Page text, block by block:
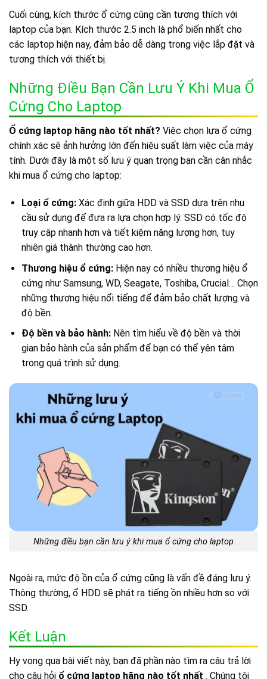
Cuối cùng, kích thước ổ cứng cũng cần tương thích với
laptop của bạn. Kích thước 2.5 inch là phổ biến nhất cho
các laptop hiện nay, đảm bảo dễ dàng trong việc lắp đặt và
tương thích với thiết bị.
Những Điều Bạn Cần Lưu Ý Khi Mua Ổ
Cứng Cho Laptop
Ổ cứng laptop hãng nào tốt nhất? Việc chọn lựa ổ cứng
chính xác sẽ ảnh hưởng lớn đến hiệu suất làm việc của máy
tính. Dưới đây là một số lưu ý quan trọng bạn cần cân nhắc
khi mua ổ cứng cho laptop:
Loại ổ cứng:Xác định giữa HDD và SSD dựa trên nhu
cầu sử dụng để đưa ra lựa chọn hợp lý. SSD có tốc độ
truy cập nhanh hơn và tiết kiệm năng lượng hơn, tuy
nhiên giá thành thường cao hơn.
Thương hiệu ổ cứng:Hiện nay có nhiều thương hiệu ổ
cứng như Samsung, WD, Seagate, Toshiba, Crucial… Chọn
những thương hiệu nổi tiếng để đảm bảo chất lượng và
độ bền.
Độ bền và bảo hành:Nên tìm hiểu về độ bền và thời
gian bảo hành của sản phẩm để bạn có thể yên tâm
trong quá trình sử dụng.
Những điều bạn cần lưu ý khi mua ổ cứng cho laptop
Ngoài ra, mức độ ồn của ổ cứng cũng là vấn đề đáng lưu ý.
Thông thường, ổ HDD sẽ phát ra tiếng ồn nhiều hơn so với
SSD.
Kết Luận
Hy vọng qua bài viết này, bạn đã phần nào tìm ra câu trả lời
cho câu hỏi ổ cứng laptop hãng nào tốt nhất . Chúng tôi